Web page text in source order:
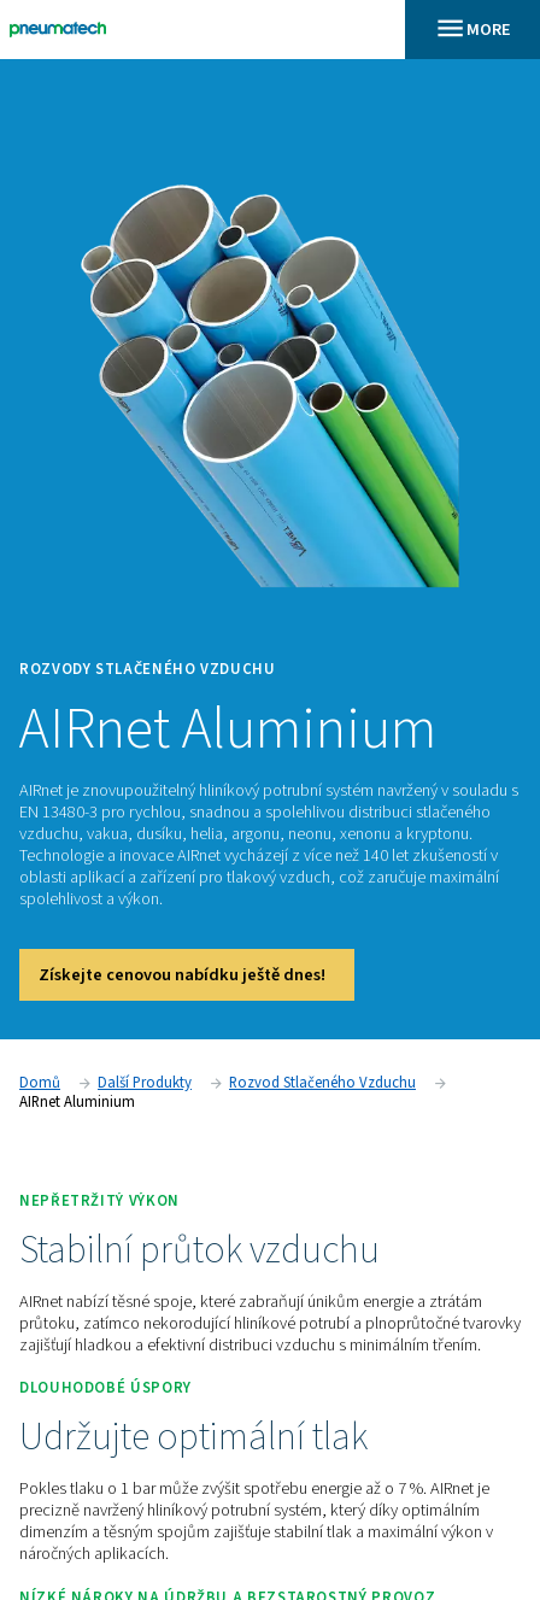
ROZVODY STLAČENÉHO VZDUCHU
AIRnet
AIRnet je znovupoužitelný hliníkový potrubní systém
vzduchu, vakua, dusíku, helia, argonu, neonu, xenonu a
Technologie a inovace AIRnet vycházejí z více než 140 let
oblasti aplikací a zařízení pro tlakový vzduch, což zaručuje
Domů Další Produkty
Rozvod Stlačeného Vzduchu
AIRnet Aluminium
NEPŘETRŽITÝ VÝKON
Stabilní průtok vzduchu